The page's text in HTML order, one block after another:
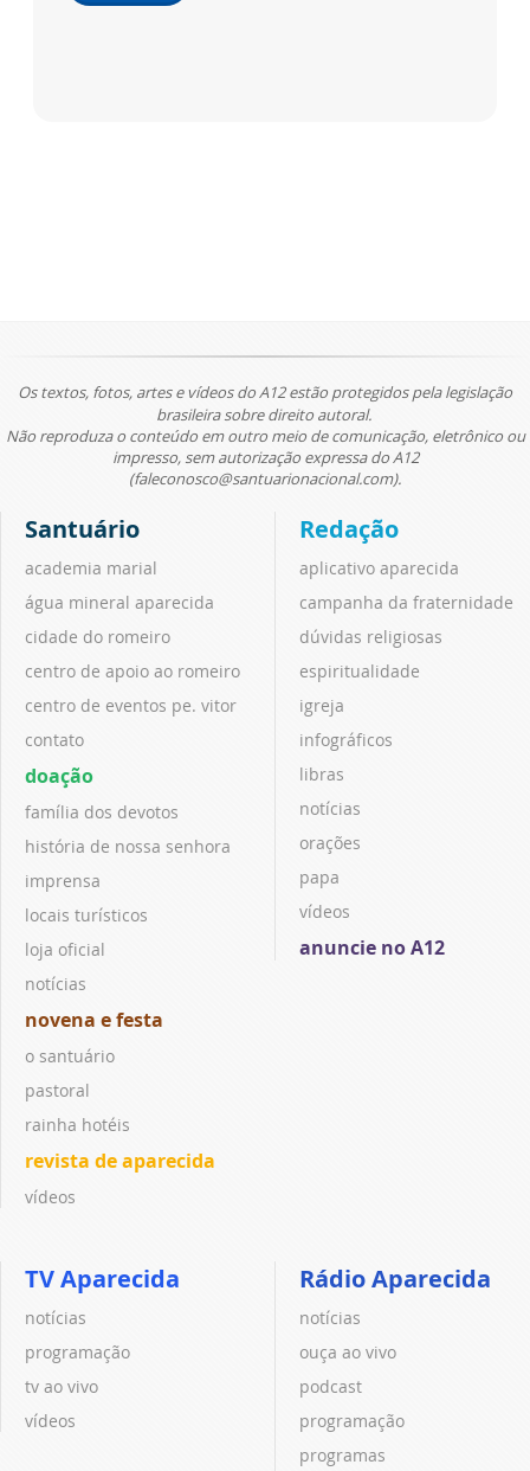
Os textos, fotos, artes e vídeos do A12 estão protegidos pela legislação
brasileira sobre direito autoral.
Não reproduza o conteúdo em outro meio de comunicação, eletrônico ou
impresso, sem autorização expressa do A12
(faleconosco@santuarionacional.com).
Santuário
academia marial
água mineral aparecida
cidade do romeiro
centro de apoio ao romeiro
centro de eventos pe. vitor
contato
doação
família dos devotos
história de nossa senhora
imprensa
locais turísticos
loja oficial
notícias
novena e festa
o santuário
pastoral
rainha hotéis
revista de aparecida
vídeos
Redação
aplicativo aparecida
campanha da fraternidade
dúvidas religiosas
espiritualidade
igreja
infográficos
libras
notícias
orações
papa
vídeos
anuncie no A12
TV Aparecida
notícias
programação
tv ao vivo
vídeos
Rádio Aparecida
notícias
ouça ao vivo
podcast
programação
programas